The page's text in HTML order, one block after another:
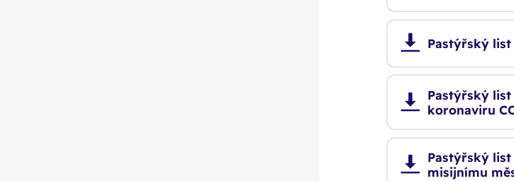
Pastýřský list
Pastýřský list
koronaviru
Pastýřský list
misijnímu